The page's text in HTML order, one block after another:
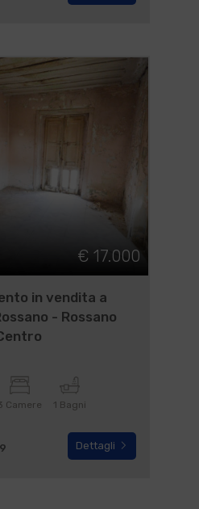
€ 17.000
in vendita a
- Rossano
Camere 1 Bagni
Dettagli